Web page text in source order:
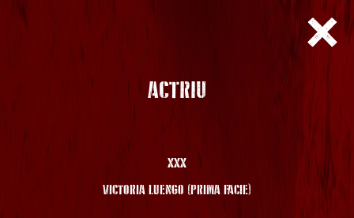
ACTRIU
XXX
VICTORIA LUENGO (PRIMA FACIE)